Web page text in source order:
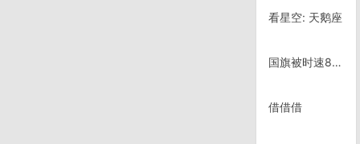
看星空: 天鹅座
国旗被时速80km以上的风吹的
借借借